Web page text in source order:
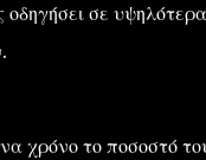
οδηγήσεισε υψηλότερα
.
χρόνο το ποσοστό